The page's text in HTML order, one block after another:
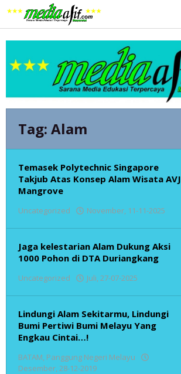
ke
konten
Tag: Alam
Temasek Polytechnic Singapore
Takjub Atas Konsep Alam Wisata AVJ
Mangrove
Uncategorized November, 11-11-2025
Jaga kelestarian Alam Dukung Aksi
1000 Pohon di DTA Duriangkang
Uncategorized Juli, 27-07-2025
Lindungi Alam Sekitarmu, Lindungi
Bumi Pertiwi Bumi Melayu Yang
Engkau Cintai…!
BATAM, Panggung Negeri Melayu
Desember, 28-12-2019